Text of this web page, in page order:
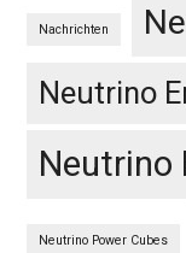
Nachrichten
Neutrino
Neutrino
Neutrino Power Cubes